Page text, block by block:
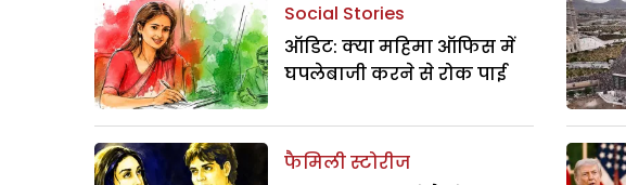
Social Stories
ऑडिट: क्या महिमा ऑफिस में
घपलेबाजी करने से रोक पाई
फैमिली स्टोरीज